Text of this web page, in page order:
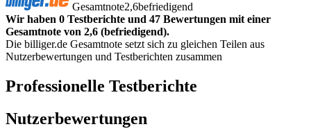
Gesamtnote2,6befriedigend
Wir haben 0 Testberichte und 47 Bewertungen mit einer
Gesamtnote von 2,6 (befriedigend).
Die billiger.de Gesamtnote setzt sich zu gleichen Teilen aus
Nutzerbewertungen und Testberichten zusammen
Professionelle Testberichte
Nutzerbewertungen